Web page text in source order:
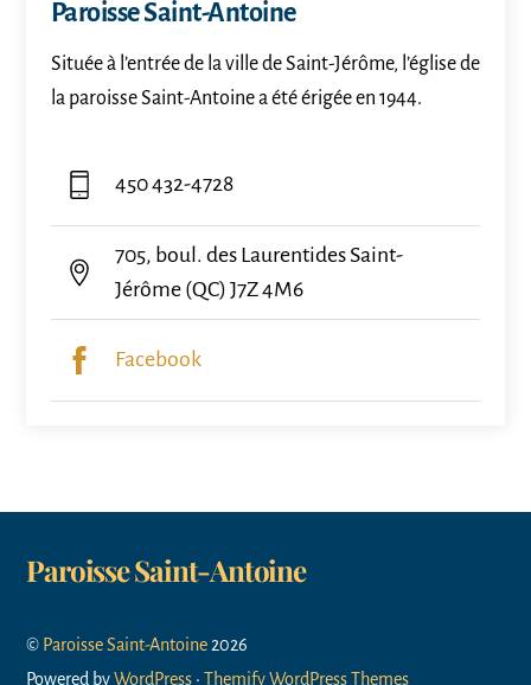
Paroisse Saint-Antoine
Située à l’entrée de la ville de Saint-Jérôme, l’église de
la paroisse Saint-Antoine a été érigée en 1944.
450 432-4728
705, boul. des Laurentides Saint-
Jérôme (QC) J7Z 4M6
Facebook
Paroisse Saint-Antoine
© Paroisse Saint-Antoine 2026
Powered byWordPress •Themify WordPress Themes